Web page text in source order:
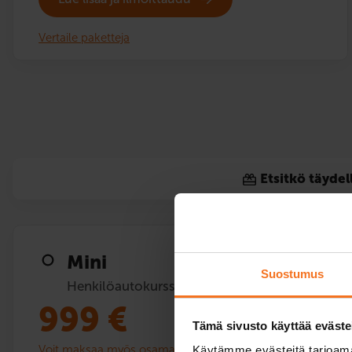
Suostumus
Tämä sivusto käyttää
Vertaile paketteja
Etsitkö
Mini
Henkilöautokurssi (B)
999 €